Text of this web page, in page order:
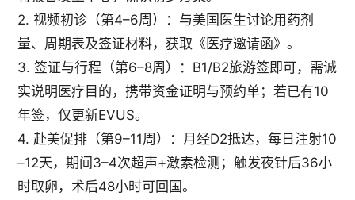
2. 视频初诊（第4–6周）：与美国医生讨论用药剂
量、周期表及签证材料，获取《医疗邀请函》。
3. 签证与行程（第6–8周）：B1/B2旅游签即可，需诚
实说明医疗目的，携带资金证明与预约单；若已有10
年签，仅更新EVUS。
4. 赴美促排（第9–11周）：月经D2抵达，每日注射10
–12天，期间3–4次超声+激素检测；触发夜针后36小
时取卵，术后48小时可回国。